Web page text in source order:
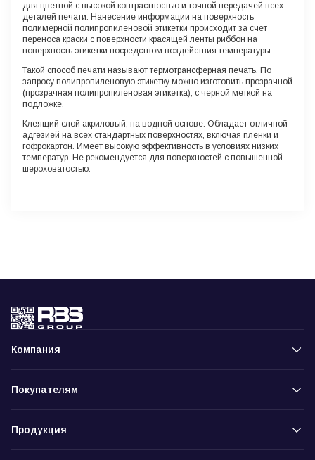
для цветной с высокой контрастностью и точной передачей всех
деталей печати. Нанесение информации на поверхность
полимерной полипропиленовой этикетки происходит за счет
переноса краски с поверхности красящей ленты риббон на
поверхность этикетки посредством воздействия температуры.
Такой способ печати называют термотрансферная печать. По
запросу полипропиленовую этикетку можно изготовить прозрачной
(прозрачная полипропиленовая этикетка), с черной меткой на
подложке.
Клеящий слой акриловый, на водной основе. Обладает отличной
адгезией на всех стандартных поверхностях, включая пленки и
гофрокартон. Имеет высокую эффективность в условиях низких
температур. Не рекомендуется для поверхностей с повышенной
шероховатостью.
Компания
Покупателям
Продукция